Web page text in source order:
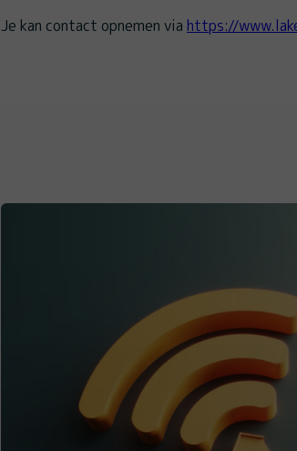
Je kan contact opnemen via https://